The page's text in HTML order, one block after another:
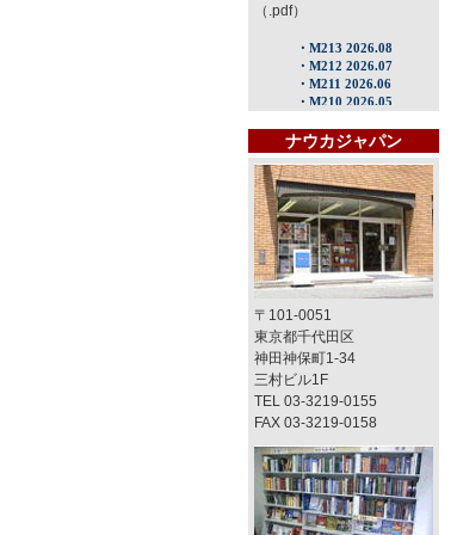
（.pdf）
ナウカジャパン
〒101-0051
東京都千代田区
神田神保町1-34
三村ビル1F
TEL 03-3219-0155
FAX 03-3219-0158